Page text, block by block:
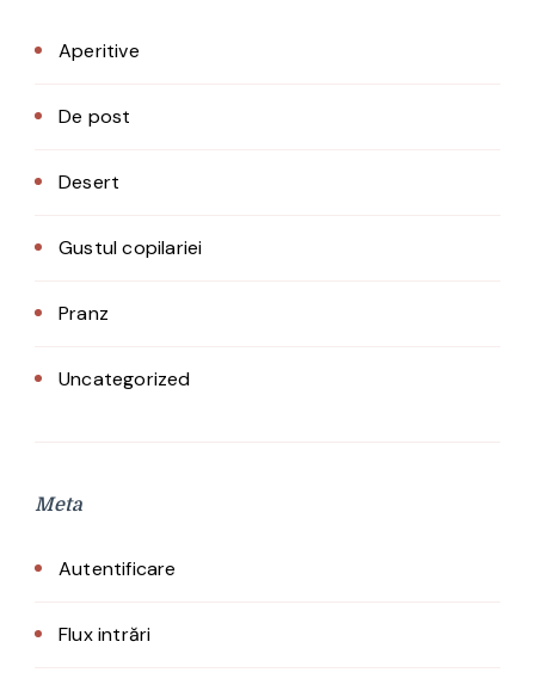
Aperitive
De post
Desert
Gustul copilariei
Pranz
Uncategorized
Meta
Autentificare
Flux intrări